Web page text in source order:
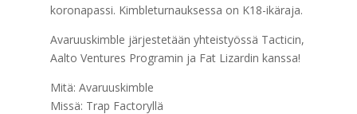
koronapassi. Kimbleturnauksessa on K18-ikäraja.
Avaruuskimble järjestetään yhteistyössä Tacticin,
Aalto Ventures Programin ja Fat Lizardin kanssa!
Mitä: Avaruuskimble
Missä: Trap Factoryllä